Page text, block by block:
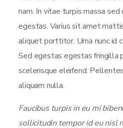
nam. In vitae turpis massa
egestas. Varius sit amet
aliquet porttitor. Urna nunc id
Sed egestas egestas fringilla
scelerisque eleifend.
aliquam nulla.
Faucibus turpis in eu mi
sollicitudin tempor id eu nisl